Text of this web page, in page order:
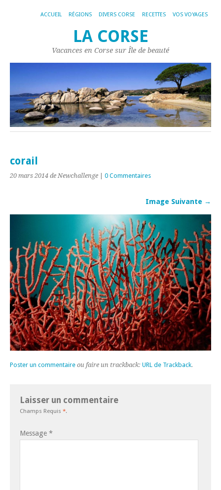
ACCUEIL RÉGIONS DIVERS CORSE RECETTES VOS VOYAGES
LA CORSE
Vacances en Corse sur Île de beauté
corail
20 mars 2014 de Newchallenge | 0 Commentaires
Image Suivante →
Poster un commentaire ou faire un trackback: URL de Trackback.
Laisser un commentaire
Champs Requis *.
Message *